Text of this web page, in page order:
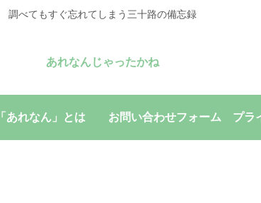
調べてもすぐ忘れてしまう三十路の備忘録
あれなんじゃったかね
「あれなん」とは お問い合わせフォーム プラ